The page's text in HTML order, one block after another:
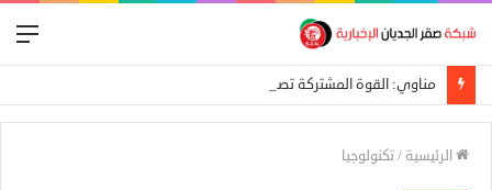
الرئيسية /تكنولوجيا